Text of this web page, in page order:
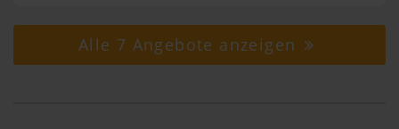
Alle 7 Angebote anzeigen